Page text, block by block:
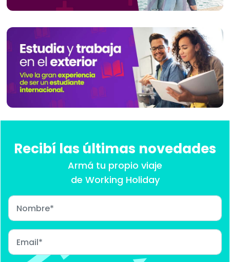
Recibí las últimas novedades
Armá tu propio viaje
de Working Holiday